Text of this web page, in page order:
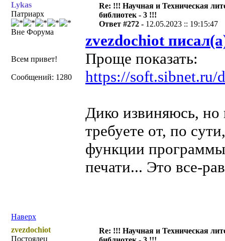
Lykas
Патриарх
Вне Форума
Всем привет!
Сообщений: 1280
Re: !!! Научная и Техническая
библиотек - 3 !!!
Ответ #272 - 12.05.2023 :: 19:15:47
zvezdochiot
Проще показать:
https://soft.sibnet.ru/
Дико извиняюсь, но
требуете от, по
функции программы
печати... Это все-
Наверх
zvezdochiot
Постоялец
Re: !!! Научная и Техническая